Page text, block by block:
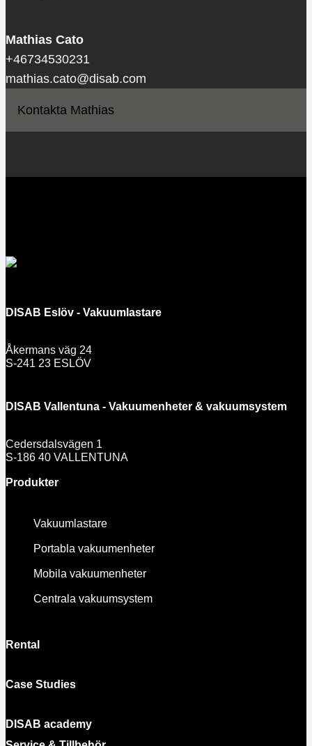
Mathias Cato
+46734530231
mathias.cato@disab.com
Kontakta Mathias
DISAB Eslöv - Vakuumlastare
Åkermans väg 24
S-241 23 ESLÖV
DISAB Vallentuna - Vakuumenheter & vakuumsystem
Cedersdalsvägen 1
S-186 40 VALLENTUNA
Produkter
Vakuumlastare
Portabla vakuumenheter
Mobila vakuumenheter
Centrala vakuumsystem
Rental
Case Studies
DISAB academy